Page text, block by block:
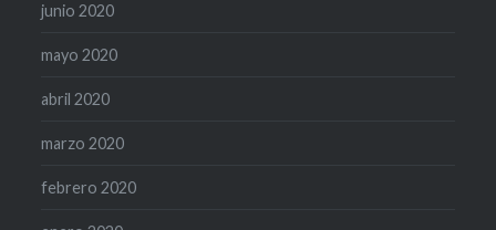
junio 2020
mayo 2020
abril 2020
marzo 2020
febrero 2020